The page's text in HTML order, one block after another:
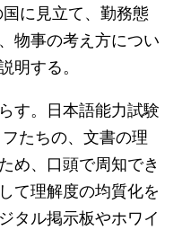
に見立て、勤務態
物事の考え方につい
明する。
す。日本語能力試験
たちの、文書の理
め、口頭で周知でき
て理解度の均質化を
タル掲示板やホワイ